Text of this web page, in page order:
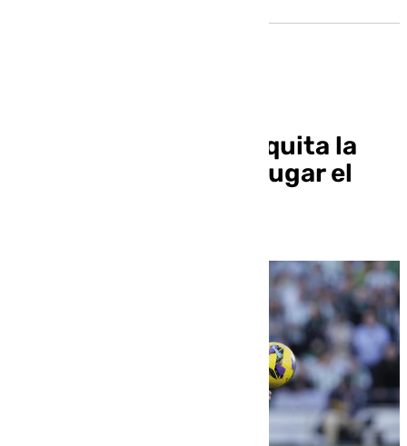
Comité de Disciplina quita la
roja a Antony, podrá jugar el